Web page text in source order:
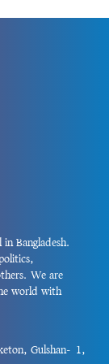
Bangladesh.
We are
world with
Gulshan-1,